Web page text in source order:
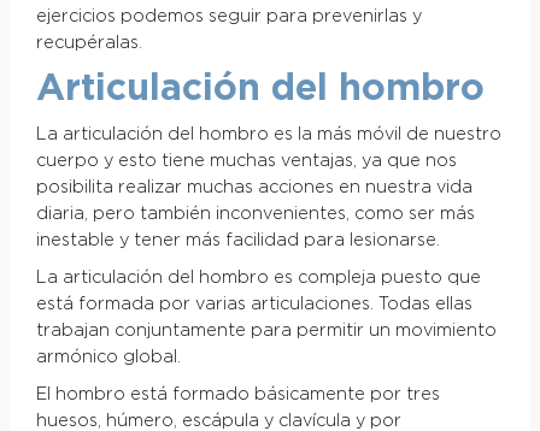
ejercicios podemos seguir para prevenirlas y
recupéralas.
Articulación del hombro
La articulación del hombro es la más móvil de nuestro
cuerpo y esto tiene muchas ventajas, ya que nos
posibilita realizar muchas acciones en nuestra vida
diaria, pero también inconvenientes, como ser más
inestable y tener más facilidad para lesionarse.
La articulación del hombro es compleja puesto que
está formada por varias articulaciones. Todas ellas
trabajan conjuntamente para permitir un movimiento
armónico global.
El hombro está formado básicamente por tres
huesos, húmero, escápula y clavícula y por